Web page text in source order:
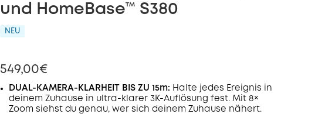
und HomeBase™ S380
NEU
549,00€
DUAL-KAMERA-KLARHEIT BIS ZU 15m: Halte jedes Ereignis in
deinem Zuhause in ultra-klarer 3K-Auflösung fest. Mit 8×
Zoom siehst du genau, wer sich deinem Zuhause nähert.